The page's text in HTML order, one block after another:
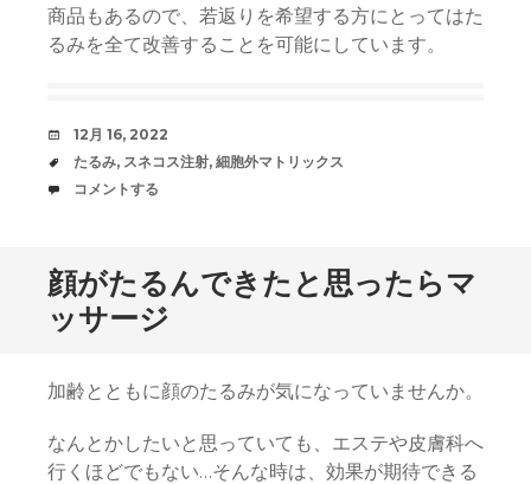
商品もあるので、若返りを希望する方にとってはた
るみを全て改善することを可能にしています。
日
時
12月 16, 2022
タ
グ
たるみ, スネコス注射, 細胞外マトリックス
コ
コメントする
顔がたるんできたと思ったらマ
ッサージ
加齢とともに顔のたるみが気になっていませんか。
なんとかしたいと思っていても、エステや皮膚科へ
行くほどでもない…そんな時は、効果が期待できる